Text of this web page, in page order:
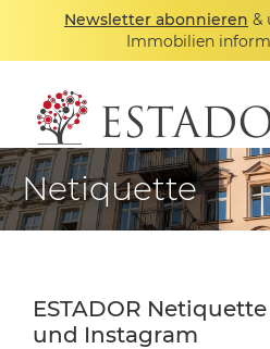
Newsletter abonnieren &
Immobilien
Netiquette
ESTADOR
und Instagram